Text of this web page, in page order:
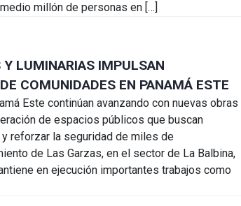
millón de personas en […]
Y LUMINARIAS IMPULSAN
COMUNIDADES EN PANAMÁ ESTE
Este continúan avanzando con nuevas obras
de espacios públicos que buscan
reforzar la seguridad de miles de
de Las Garzas, en el sector de La Balbina,
en ejecución importantes trabajos como